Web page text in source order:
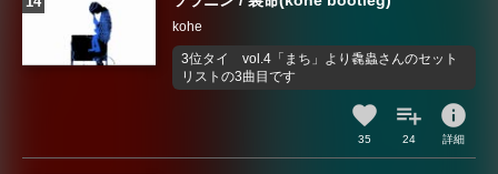
kohe
3位タイ vol.4「まち」より毳蟲さんのセット
リストの3曲目です
35 24
info
詳細